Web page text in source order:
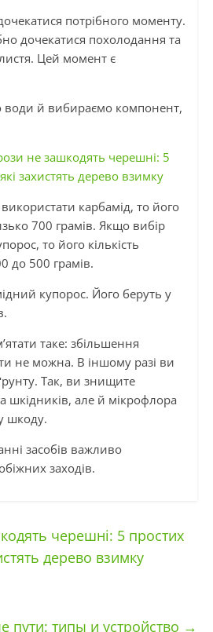
потрібного моменту.
дочекатися похолодання та
Цей момент є
води й вибираємо компонент,
не зашкодять черешні: 5
захистять дерево взимку
карбамід, то його
700 грамів. Якщо вибір
то його кількість
до 500 грамів.
купорос. Його беруть у
таке: збільшення
не можна. В іншому разі ви
Так, ви знищите
шкідників, але й мікрофлора
шкоду.
засобів важливо
заходів.
черешні: 5 простих
дерево взимку
пути: типы и устройство →